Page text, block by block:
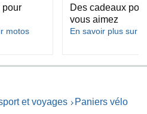
pour
motos
Des cadeaux
vous aimez
En savoir plus sur
et voyages Paniers vélo